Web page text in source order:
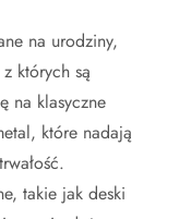
na urodziny,
których są
na klasyczne
które nadają
takie jak deski